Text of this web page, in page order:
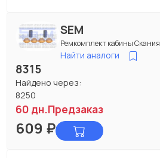
SEM
Ремкомплект кабины Скания
Найти аналоги
8315
Найдено через:
8250
60 дн.Предзаказ
609 ₽